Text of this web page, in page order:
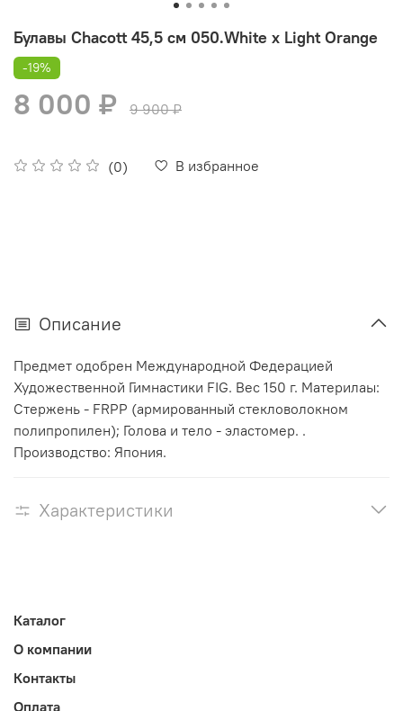
Булавы Chacott 45,5 см 050.White х Light Orange
(0) В избранное
-19%
8 000 ₽ 9 900 ₽
Описание
Предмет одобрен Международной Федерацией
Художественной Гимнастики FIG. Вес 150 г. Материлаы:
Стержень - FRPP (армированный стекловолокном
полипропилен); Голова и тело - эластомер. .
Производство: Япония.
Характеристики
Каталог
О компании
Контакты
Оплата